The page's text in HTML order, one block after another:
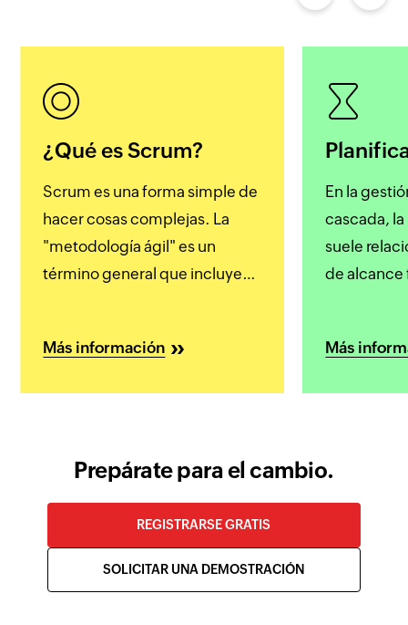
¿Qué es Scrum?
Scrum es una forma simple de
hacer cosas complejas. La
"metodología ágil" es un
término general que incluye
que los términos "Ágil" y
Más información
En la
cascada,
suele
de alcance
La gestión
Más
Prepárate para el cambio.
REGISTRARSE GRATIS
SOLICITAR UNA DEMOSTRACIÓN